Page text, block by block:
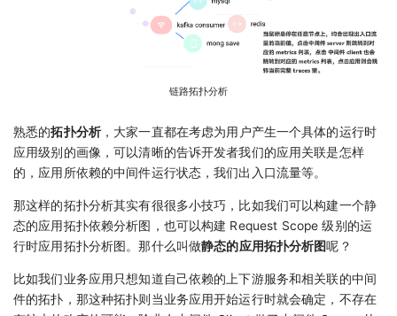
链路拓扑分析
熟悉的拓扑分析，大家一直都在考虑为用户产生一个具体的运行时
应用级别的画像，可以清晰的告诉开发者我们的应用关联是怎样
的，应用所依赖的中间件运行状态，我们出入口流量等。
那这样的拓扑分析其实有很很多小技巧，比如我们可以构建一个静
态的应用拓扑依赖分析图，也可以构建 Request Scope 级别的运
行时应用拓扑分析图。那什么叫做静态的应用拓扑分析图呢？
比如我们业务应用只想知道自己依赖的上下游服务和相关联的中间
件的拓扑，那这种拓扑则当业务应用开始运行时就会确定，不存在